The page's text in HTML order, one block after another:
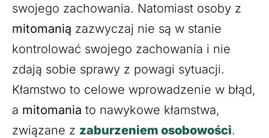
swojego zachowania. Natomiast osoby z
mitomanią zazwyczaj nie są w stanie
kontrolować swojego zachowania i nie
zdają sobie sprawy z powagi sytuacji.
Kłamstwo to celowe wprowadzenie w błąd,
a mitomania to nawykowe kłamstwa,
związane z zaburzeniem osobowości.